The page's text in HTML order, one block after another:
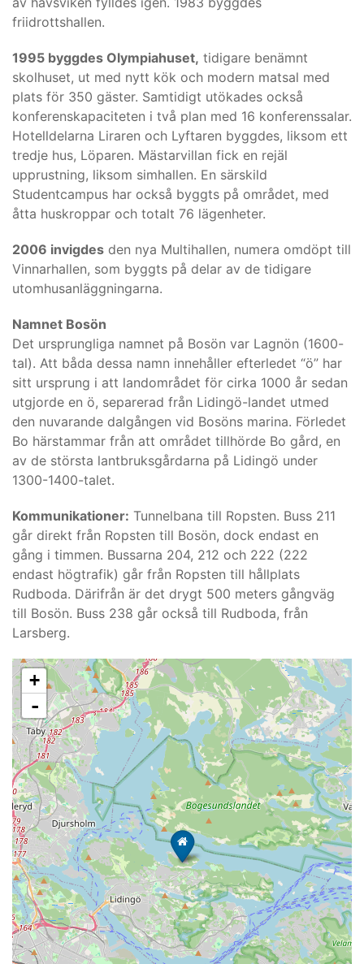
friidrottshallen.
1995 byggdes Olympiahuset, tidigare benämnt
skolhuset, ut med nytt kök och modern matsal med
plats för 350 gäster. Samtidigt utökades också
konferenskapaciteten i två plan med 16 konferenssalar.
Hotelldelarna Liraren och Lyftaren byggdes, liksom ett
tredje hus, Löparen. Mästarvillan fick en rejäl
upprustning, liksom simhallen. En särskild
Studentcampus har också byggts på området, med
åtta huskroppar och totalt 76 lägenheter.
2006 invigdes den nya Multihallen, numera omdöpt till
Vinnarhallen, som byggts på delar av de tidigare
utomhusanläggningarna.
Namnet Bosön
Det ursprungliga namnet på Bosön var Lagnön (1600-
tal). Att båda dessa namn innehåller efterledet “ö” har
sitt ursprung i att landområdet för cirka 1000 år sedan
utgjorde en ö, separerad från Lidingö-landet utmed
den nuvarande dalgången vid Bosöns marina. Förledet
Bo härstammar från att området tillhörde Bo gård, en
av de största lantbruksgårdarna på Lidingö under
1300-1400-talet.
Kommunikationer: Tunnelbana till Ropsten. Buss 211
går direkt från Ropsten till Bosön, dock endast en
gång i timmen. Bussarna 204, 212 och 222 (222
endast högtrafik) går från Ropsten till hållplats
Rudboda. Därifrån är det drygt 500 meters gångväg
till Bosön. Buss 238 går också till Rudboda, från
Larsberg.
+
-